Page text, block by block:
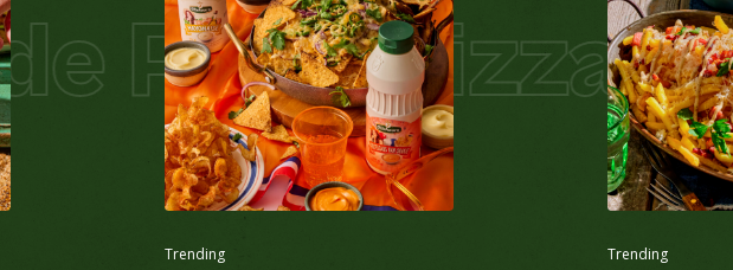
PizzaPizza
Trending Trending